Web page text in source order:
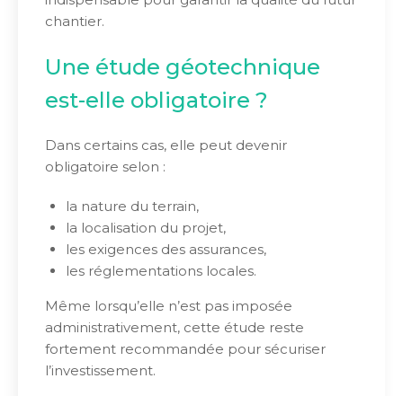
chantier.
Une étude géotechnique
est-elle obligatoire ?
Dans certains cas, elle peut devenir
obligatoire selon :
la nature du terrain,
la localisation du projet,
les exigences des assurances,
les réglementations locales.
Même lorsqu’elle n’est pas imposée
administrativement, cette étude reste
fortement recommandée pour sécuriser
l’investissement.